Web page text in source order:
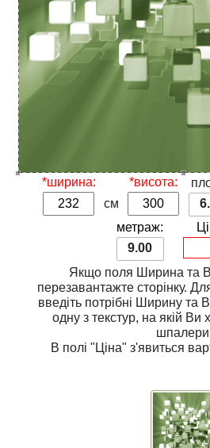
*ширина:
см
*висота:
метраж:
9.00
Якщо поля Ширина та
перезавантажте сторінку. Для розрахунку вартості
введіть потрібні Ширинута
одну з текстур, на якій Ви хочете надрукувати
В полі"Ціна" з'явиться